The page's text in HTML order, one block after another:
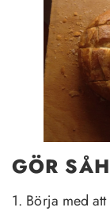
GÖR
1. Börja med